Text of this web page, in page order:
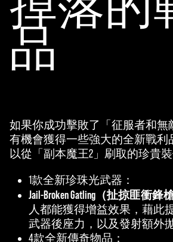
資
料
輸
至
器
。
品
如果你成功擊敗了「征服者和無
有機會獲得一些強大的全新戰利
以從「副本魔王2」刷取的珍貴裝
1款全新珍珠光武器：
Jail-Broken Gatling（扯掠匪衝鋒
人都能獲得增益效果，藉此
武器後座力，以及發射額外
4款全新傳奇物品：